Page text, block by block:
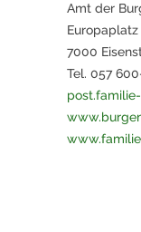
Amt der
Europaplatz
7000
Tel. 057